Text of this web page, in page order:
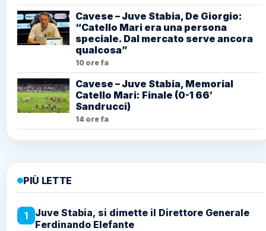
Cavese – Juve Stabia, De Giorgio:
“Catello Mari era una persona
speciale. Dal mercato serve ancora
qualcosa”
10 ore fa
Cavese – Juve Stabia, Memorial
Catello Mari: Finale (0-1 66′
Sandrucci)
14 ore fa
PIÙ LETTE
1
Juve Stabia, si dimette il Direttore Generale
Ferdinando Elefante